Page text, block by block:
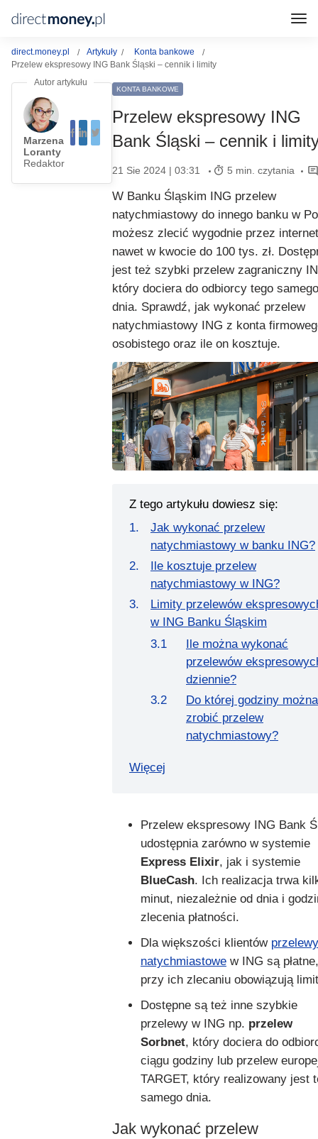
direct.money.pl Artykuły
Konta bankowe
Przelew ekspresowy ING Bank Śląski – cennik i limity
Marzena
Loranty
Redaktor
KONTA BANKOWE
Przelew ekspresowy ING
Bank Śląski – cennik i
21 Sie 2024 | 03:31 5 min. czytania
W Banku Śląskim ING przelew
natychmiastowy do innego banku w
możesz zlecić wygodnie przez
nawet w kwocie do 100 tys. zł.
jest też szybki przelew zagraniczny
który dociera do odbiorcy tego samego
dnia. Sprawdź, jak wykonać przelew
natychmiastowy ING z konta
osobistego oraz ile on kosztuje.
Z tego artykułu dowiesz się:
Jak wykonać przelew
natychmiastowy w banku ING?
Ile kosztuje przelew
natychmiastowy w ING?
Limity przelewów
w ING Banku Śląskim
Ile można wykonać
przelewów
dziennie?
Do której godziny można
zrobić przelew
natychmiastowy?
Więcej
Przelew ekspresowy ING Bank
udostępnia zarówno w systemie
Express Elixir, jak i systemie
BlueCash. Ich realizacja trwa
minut, niezależnie od dnia i
zlecenia płatności.
Dla większości klientów przelewy
natychmiastowe w ING są
przy ich zlecaniu obowiązują
Dostępne są też inne szybkie
przelewy w ING np. przelew
Sorbnet, który dociera do
ciągu godziny lub przelew
TARGET, który realizowany jest
samego dnia.
Jak wykonać przelew